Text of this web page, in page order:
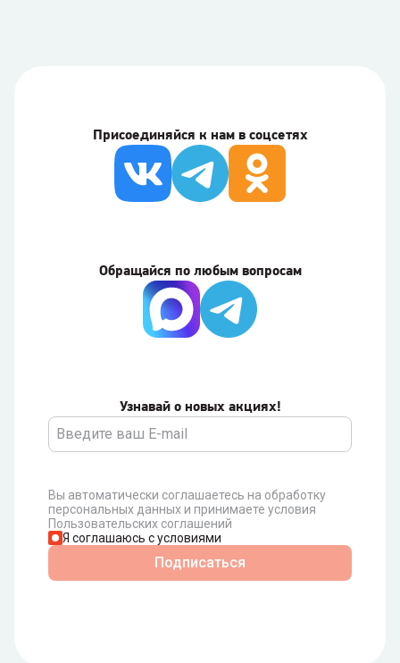
Присоединяйся к нам в соцсетях
Узнавай о новых акциях!
Вы автоматически соглашаетесь на обработку
персональных данных и принимаете условия
Пользовательских соглашений
Я соглашаюсь с условиями
Подписаться
Обращайся по любым вопросам